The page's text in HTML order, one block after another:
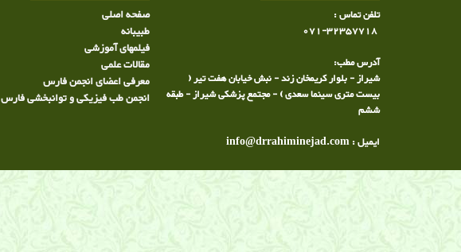
تلفن تماس :
آدرس مطب:
شیراز - بلوار کریمخان زند - نبش خیابان هفت تیر (
بیست متری سینما سعدی ) - مجتمع پزشکی شیراز - طبقه
ششم
ایمیل : info@drrahiminejad.com
صفحه اصلی
طبيبانه
فیلمهای آموزشی
مقالات علمی
معرفی اعضای انجمن فارس
انجمن طب فیزیکی و توانبخشی فارس